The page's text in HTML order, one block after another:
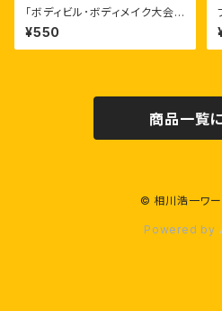
「ボディビル･ボディメイク大会ス
テージに立つにあたり」
¥550
商品一覧
© 相川浩一ワー
Powered by